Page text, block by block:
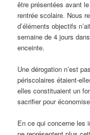
être présentées avant
rentrée scolaire. Nous
d’éléments objectifs
semaine de 4 jours
enceinte.
Une dérogation n’est
périscolaires étaient-
elles constituaient un
sacrifier pour
En ce qui concerne les